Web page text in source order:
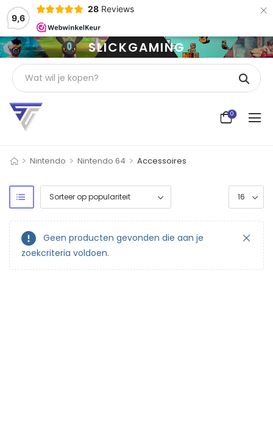
9,6
28 Reviews ×
SLICKGAMING
0
> Nintendo > Nintendo 64 > Accessoires
Geen producten gevonden die aan je
zoekcriteria voldoen.